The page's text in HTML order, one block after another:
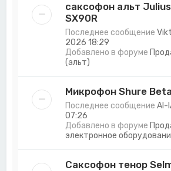
саксофон альт
SX90R
Последнее сообщение
2026 18:29
Добавлено в форуме
(альт)
Микрофон Shure
Последнее сообщениеAl-
07:26
Добавлено в форуме
электронное
Саксофон тенор